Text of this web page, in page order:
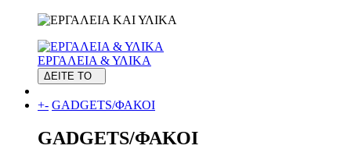
ΕΡΓΑΛΕΙΑ & ΥΛΙΚΑ
ΔΕΙΤΕ ΤΟ
+- GADGETS/ΦΑΚΟΙ
GADGETS/ΦΑΚΟΙ